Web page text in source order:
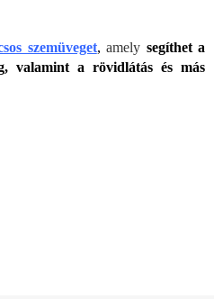
szemüveget, amely segíthet a
valamint a rövidlátás és más